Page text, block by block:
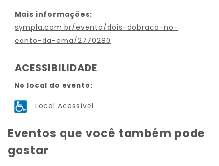
Mais informações:
sympla.com.br/evento/dois-dobrado-no-
canto-da-ema/2770280
ACESSIBILIDADE
No local do evento:
Local Acessível
Eventos que você também pode
gostar